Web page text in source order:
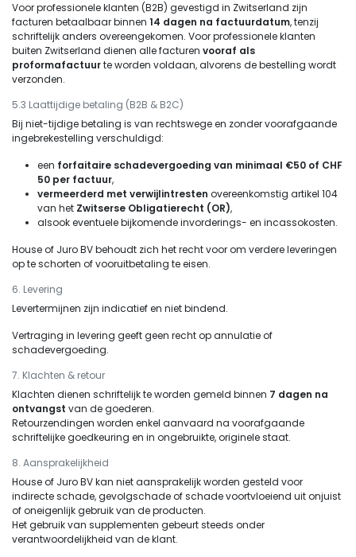
Voor professionele klanten (B2B) gevestigd in Zwitserland zijn
facturen betaalbaar binnen 14 dagen na factuurdatum, tenzij
schriftelijk anders overeengekomen. Voor professionele klanten
buiten Zwitserland dienen alle facturen vooraf als
proformafactuurte worden voldaan, alvorens de bestelling wordt
verzonden.
5.3 Laattijdige betaling (B2B & B2C)
Bij niet-tijdige betaling is van rechtswege en zonder voorafgaande
ingebrekestelling verschuldigd:
een forfaitaire schadevergoeding van minimaal €50 of CHF
50 per factuur,
vermeerderd met verwijlintresten overeenkomstig artikel 104
van het Zwitserse Obligatierecht (OR),
alsook eventuele bijkomende invorderings- en incassokosten.
House of Juro BV behoudt zich het recht voor om verdere leveringen
op te schorten of vooruitbetaling te eisen.
6. Levering
Levertermijnen zijn indicatief en niet bindend.
Vertraging in levering geeft geen recht op annulatie of
schadevergoeding.
7. Klachten & retour
Klachten dienen schriftelijk te worden gemeld binnen 7 dagen na
ontvangst van de goederen.
Retourzendingen worden enkel aanvaard na voorafgaande
schriftelijke goedkeuring en in ongebruikte, originele staat.
8. Aansprakelijkheid
House of Juro BV kan niet aansprakelijk worden gesteld voor
indirecte schade, gevolgschade of schade voortvloeiend uit onjuist
of oneigenlijk gebruik van de producten.
Het gebruik van supplementen gebeurt steeds onder
verantwoordelijkheid van de klant.